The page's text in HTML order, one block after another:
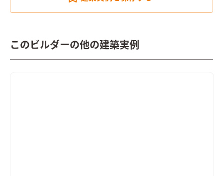
このビルダーの他の建築実例